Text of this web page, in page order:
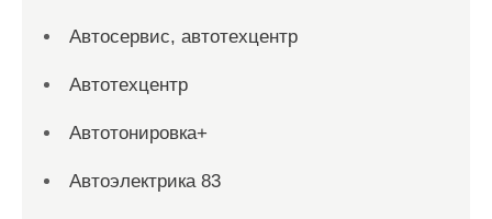
Автосервис, автотехцентр
Автотехцентр
Автотонировка+
Автоэлектрика 83